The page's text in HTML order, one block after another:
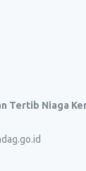
Tertib Niaga